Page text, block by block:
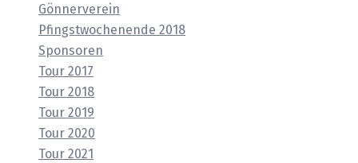
Gönnerverein
Pfingstwochenende 2018
Sponsoren
Tour 2017
Tour 2018
Tour 2019
Tour 2020
Tour 2021